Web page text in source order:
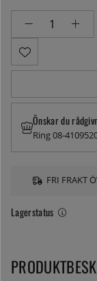
Lagerstatus
Önskar du
Ring 08-
FRI FRAKT